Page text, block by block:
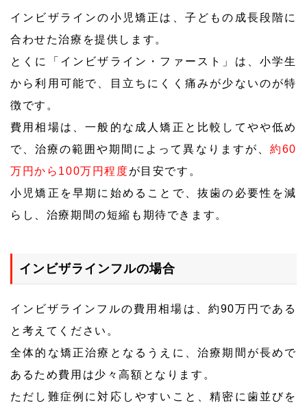
インビザラインの小児矯正は、子どもの成長段階に
合わせた治療を提供します。
とくに「インビザライン・ファースト」は、小学生
から利用可能で、目立ちにくく痛みが少ないのが特
徴です。
費用相場は、一般的な成人矯正と比較してやや低め
で、治療の範囲や期間によって異なりますが、 約60
万円から100万円程度が目安です。
小児矯正を早期に始めることで、抜歯の必要性を減
らし、治療期間の短縮も期待できます。
インビザラインフルの場合
インビザラインフルの費用相場は、約90万円である
と考えてください。
全体的な矯正治療となるうえに、治療期間が長めで
あるため費用は少々高額となります。
ただし難症例に対応しやすいこと、精密に歯並びを